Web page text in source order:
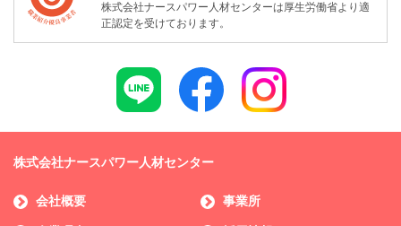
株式会社ナースパワー人材センターは厚生労働省より適
正認定を受けております。
株式会社ナースパワー人材センター
会社概要 事業所